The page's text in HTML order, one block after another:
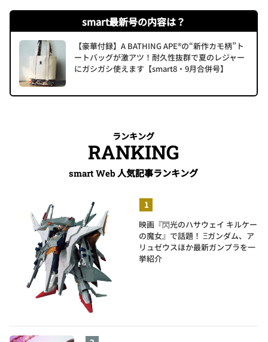
smart最新号の内容は？
【豪華付録】A BATHING APE®の“新作カモ柄”ト
ートバッグが激アツ！耐久性抜群で夏のレジャー
にガシガシ使えます【smart8・9月合併号】
ランキング
RANKING
smart Web人気記事ランキング
映画『閃光のハサウェイ キルケー
の魔女』で話題！ Ξガンダム、ア
リュゼウスほか最新ガンプラを一
挙紹介